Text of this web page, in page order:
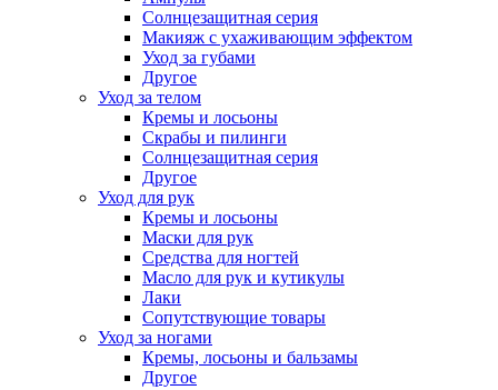
Солнцезащитная серия
Макияж с ухаживающим эффектом
Уход за губами
Другое
Уход за телом
Кремы и лосьоны
Скрабы и пилинги
Солнцезащитная серия
Другое
Уход для рук
Кремы и лосьоны
Маски для рук
Средства для ногтей
Масло для рук и кутикулы
Лаки
Сопутствующие товары
Уход за ногами
Кремы, лосьоны и бальзамы
Другое